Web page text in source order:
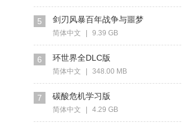
5 剑刃风暴百年战争与噩梦
简体中文 9.39 GB
6 环世界全DLC版
简体中文 348.00 MB
7 碳酸危机学习版
简体中文 4.29 GB